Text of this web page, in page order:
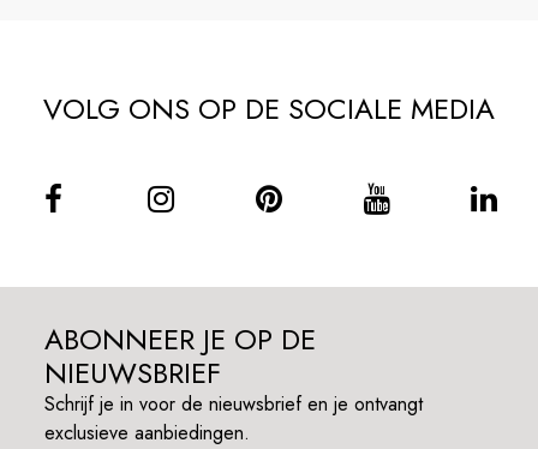
VOLG ONS OP DE SOCIALE MEDIA
ABONNEER JE OP DE
NIEUWSBRIEF
Schrijf je in voor de nieuwsbrief en je ontvangt
exclusieve aanbiedingen.